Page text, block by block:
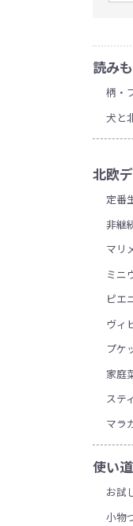
読み
柄・
犬と
北欧
定番
非継
マリ
ミニ
ピエ
ヴィ
プケ
家庭
ステ
マラ
使い
お試
小物